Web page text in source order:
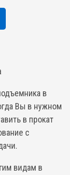
в
Вы в нужном
в прокат
с
видам в